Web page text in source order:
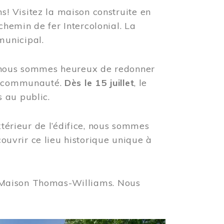
Visitez la maison construite en
de fer Intercolonial. La
sommes heureux de redonner
Dès le 15 juillet, le
au public.
de l’édifice, nous sommes
ce lieu historique unique à
Thomas-Williams. Nous